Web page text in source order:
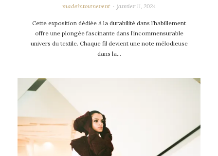
madeintownevent janvier 11, 2024
Cette exposition dédiée à la durabilité dans l’habillement
offre une plongée fascinante dans l’incommensurable
univers du textile. Chaque fil devient une note mélodieuse
dans la…